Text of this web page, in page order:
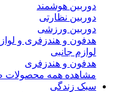
دوربین هوشمند
دوربین نظارتی
دوربین ورزشی
هدفون و هندزفری و
لوازم جانبی
هدفون و هندزفری
مشاهده همه محصولات
سبک زندگی